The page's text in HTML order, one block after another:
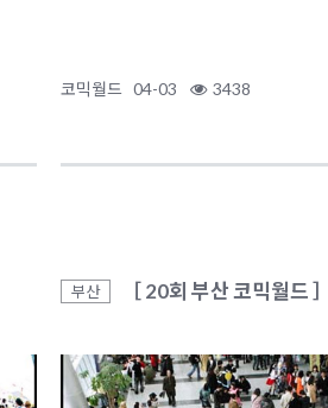
코믹월드 04-03 3438
부산 ［ 20회 부산 코믹월드 ］